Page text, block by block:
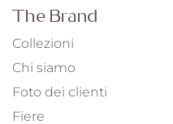
The Brand
Collezioni
Chi siamo
Foto dei clienti
Fiere